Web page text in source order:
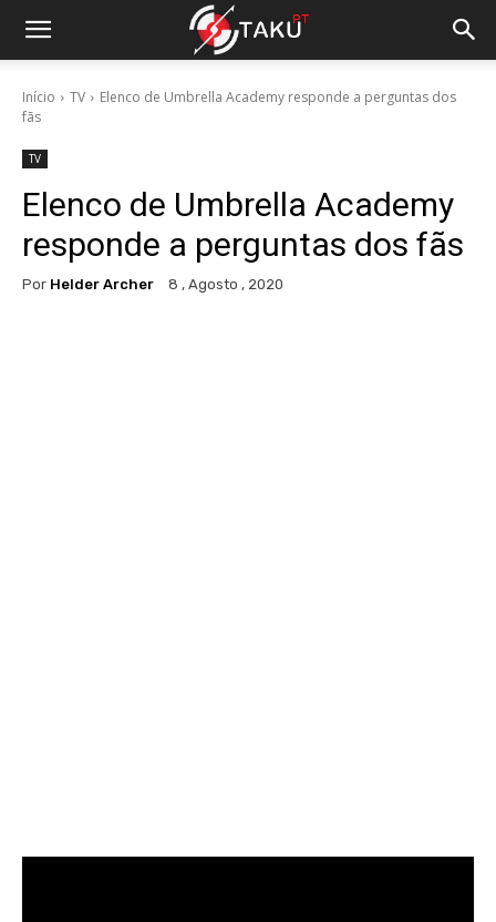
Início TV
Elenco de Umbrella Academy responde a perguntas dos
fãs
TV
Elenco de Umbrella Academy
responde a perguntas dos fãs
Por Helder Archer 8 , Agosto , 2020